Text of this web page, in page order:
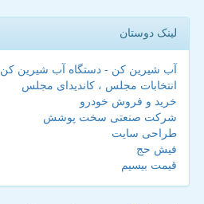
لینک دوستان
آب شیرین کن - دستگاه آب شیرین کن
انتخابات مجلس ، کاندیدای مجلس
خرید و فروش خودرو
شرکت صنعتی سخت پوشش
طراحی سایت
فیش حج
قیمت بیسیم